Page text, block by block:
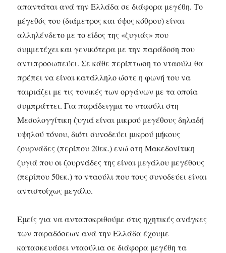
απαντάται ανά την Ελλάδα σε διάφορα μεγέθη. Το
μέγεθός του (διάμετρος και ύψος κόθρου) είναι
αλληλένδετο με το είδος της «ζυγιάς» που
συμμετέχει και γενικότερα με την παράδοση που
αντιπροσωπεύει. Σε κάθε περίπτωση το νταούλι θα
πρέπει να είναι κατάλληλο ώστε η φωνή του να
ταιριάζει με τις τονικές των οργάνων με τα οποία
συμπράττει. Για παράδειγμα το νταούλι στη
Μεσολογγίτικη ζυγιά είναι μικρού μεγέθους δηλαδή
υψηλού τόνου, διότι συνοδεύει μικρού μήκους
ζουρνάδες (περίπου 20εκ.) ενώ στη Μακεδονίτικη
ζυγιά που οι ζουρνάδες της είναι μεγάλου μεγέθους
(περίπου 50εκ.) το νταούλι που τους συνοδεύει είναι
αντιστοίχως μεγάλο.
Εμείς για να ανταποκριθούμε στις ηχητικές ανάγκες
των παραδόσεων ανά την Ελλάδα έχουμε
κατασκευάσει νταούλια σε διάφορα μεγέθη τα